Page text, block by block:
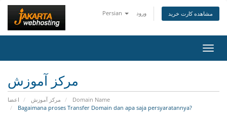
Persian ورود مشاهده کارت خرید
مرکز آموزش
اعضا مرکز آموزش
Domain Name
Bagaimana proses Transfer Domain dan apa saja persyaratannya?